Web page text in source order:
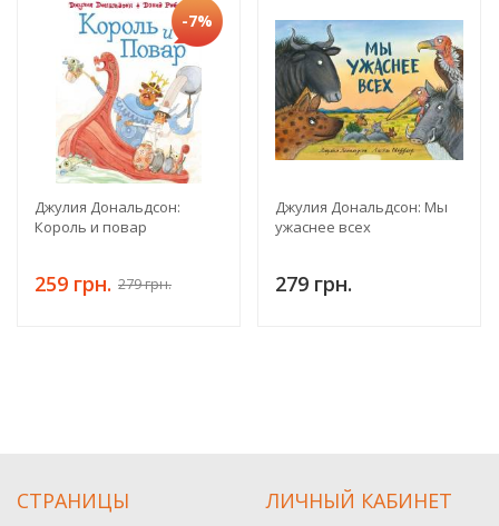
-7%
Джулия Дональдсон:
Король и повар
259 грн. 279 грн.
Джулия Дональдсон: Мы
ужаснее всех
279 грн.
СТРАНИЦЫ ЛИЧНЫЙ КАБИНЕТ